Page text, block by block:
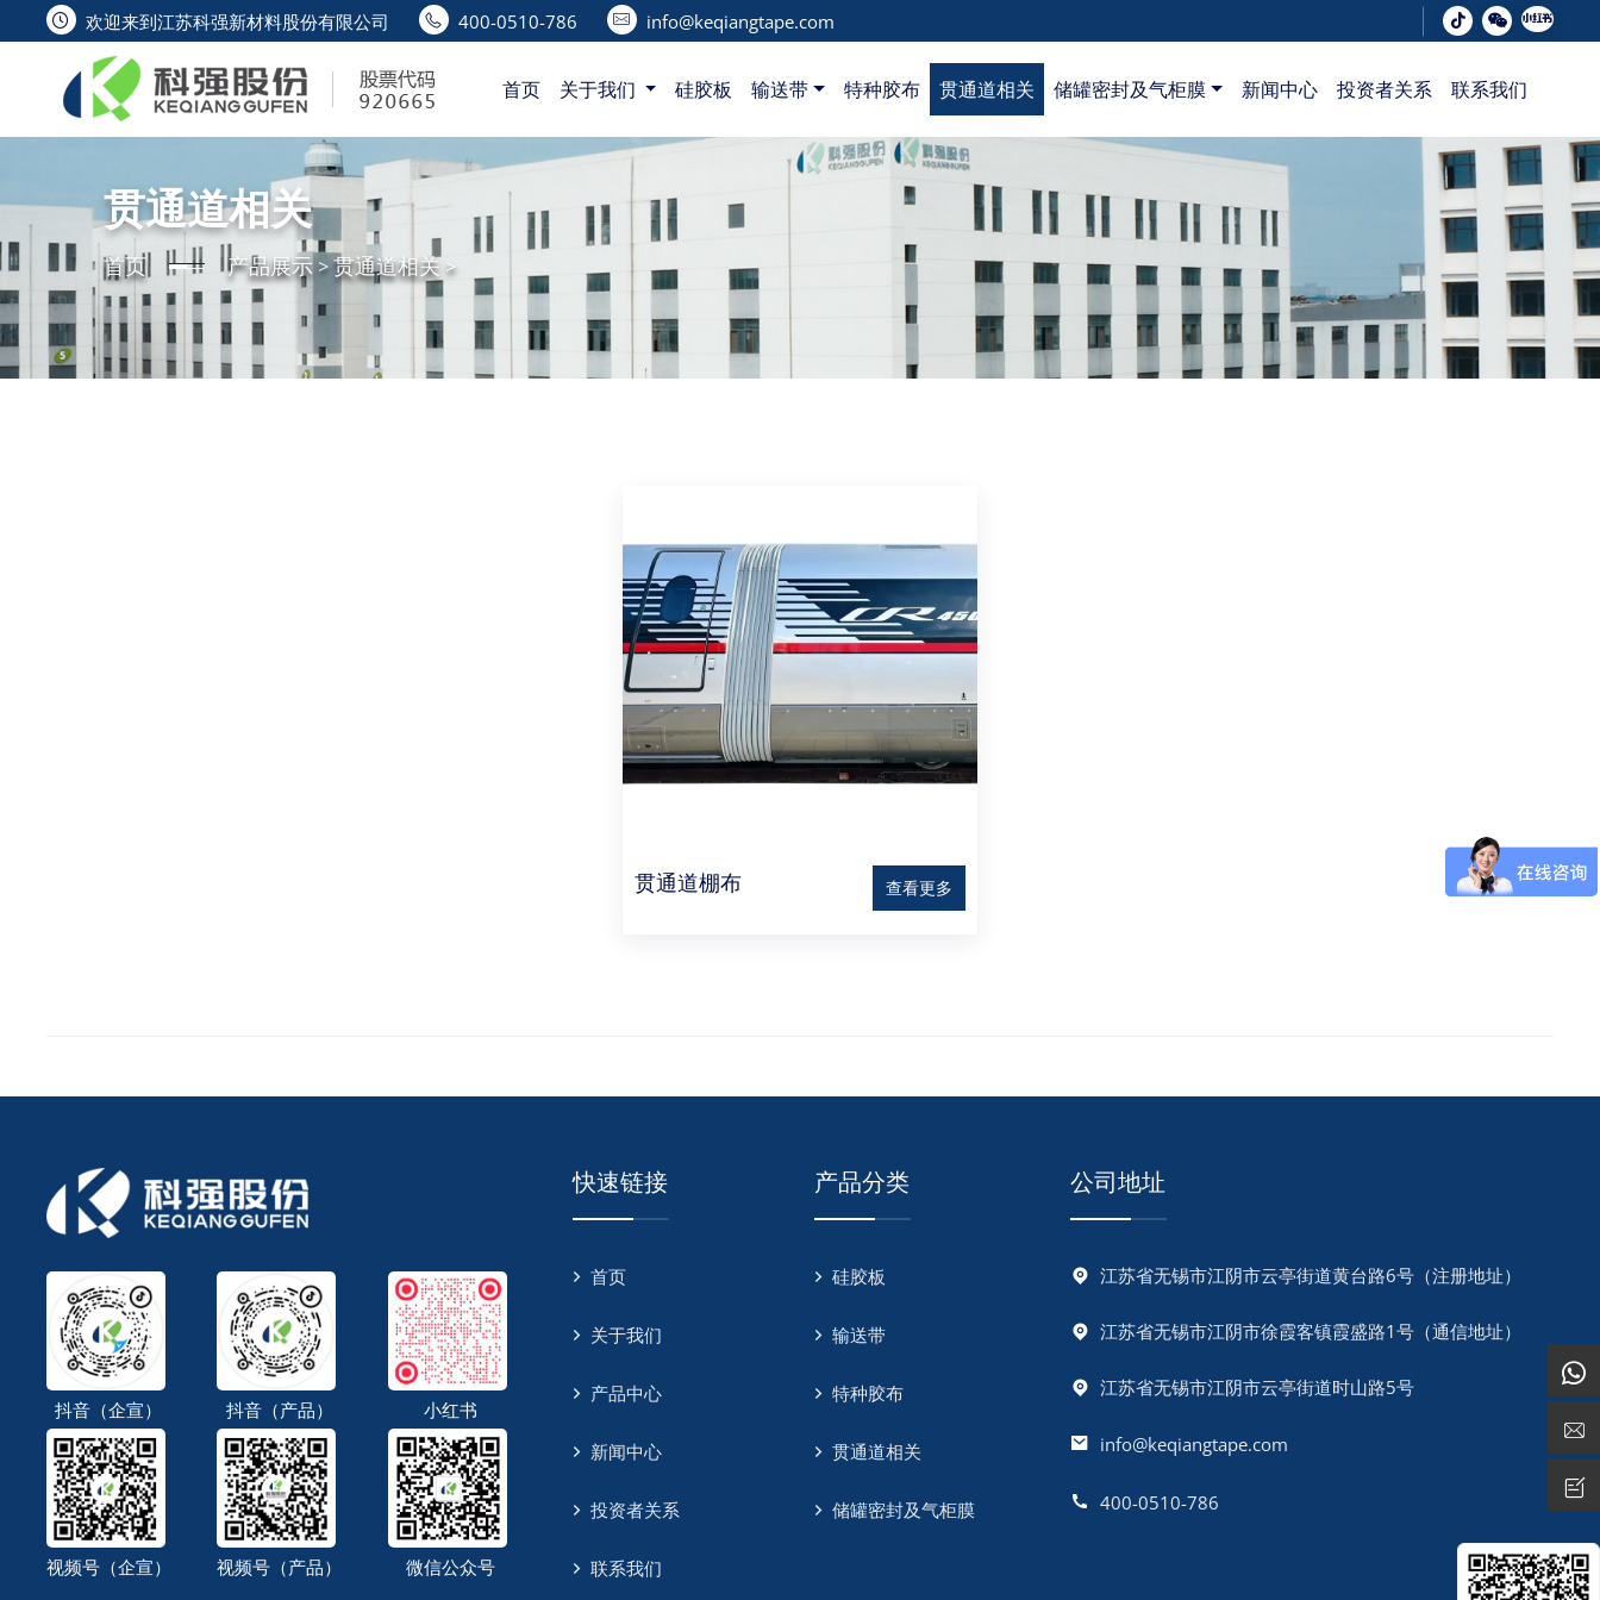
欢迎来到江苏科强新材料股份有限公司 400-0510-786‬ info@keqiangtape.com
首页 关于我们 硅胶板 输送带 特种胶布 贯通道相关 储罐密封及气柜膜 新闻中心 投资者关系 联系我们
贯通道相关
首页 产品展示 >贯通道相关 >
贯通道棚布 查看更多
抖音（企宣） 抖音（产品） 小红书
视频号（企宣） 视频号（产品） 微信公众号
快速链接
首页
关于我们
产品中心
新闻中心
投资者关系
联系我们
产品分类
硅胶板
输送带
特种胶布
贯通道相关
储罐密封及气柜膜
公司地址
江苏省无锡市江阴市云亭街道黄台路6号（注册地址）
江苏省无锡市江阴市徐霞客镇霞盛路1号（通信地址）
江苏省无锡市江阴市云亭街道时山路5号
info@keqiangtape.com
400-0510-786‬